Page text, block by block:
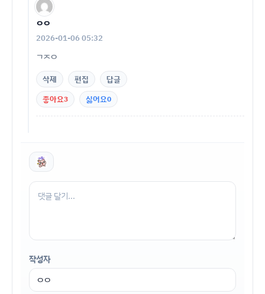
ㅇㅇ
2026-01-06 05:32
ㄱㅈㅇ
삭제 편집
답글
좋아요3 싫어요0
작성자